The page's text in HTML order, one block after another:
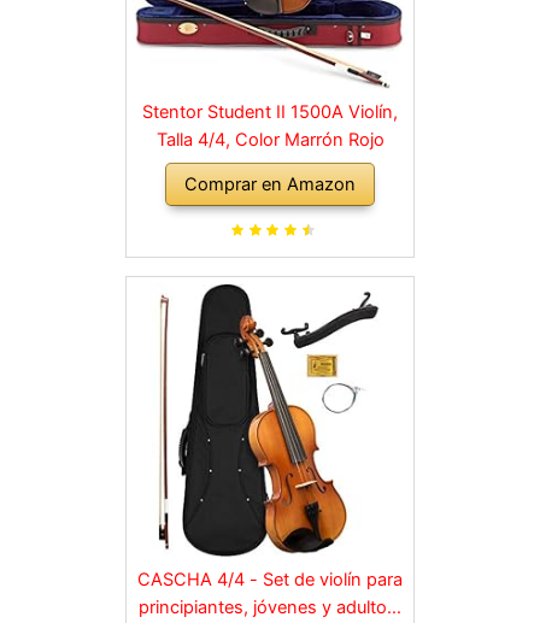
Stentor Student II 1500A Violín,
Talla 4/4, Color Marrón Rojo
Comprar en Amazon
CASCHA 4/4 - Set de violín para
principiantes, jóvenes y adultos,